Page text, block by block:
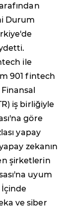
Durum
ile
901 fintech
iş birliğiyle
göre
yapay
zekanın
şirketlerin
uyum
ve siber